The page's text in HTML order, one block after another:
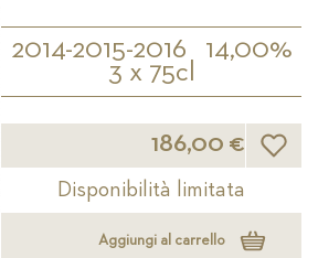
2014-2015-2016
14,00%
3 x 75cl
186,00 € Lista
Disponibilità limitata
Aggiungi al carrello